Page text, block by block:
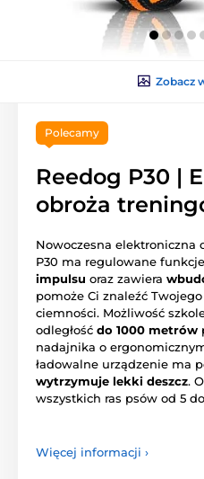
Zobacz
Polecamy
Reedog P30 |
obroża
Nowoczesna elektroniczna
P30 ma regulowane funkcje
impulsu oraz zawiera
pomoże Ci znaleźć
ciemności. Możliwość
odległość do 1000 metrów
nadajnika o
ładowalne urządzenie ma
wytrzymuje lekki deszcz.
wszystkich ras psów od 5
Więcej informacji ›